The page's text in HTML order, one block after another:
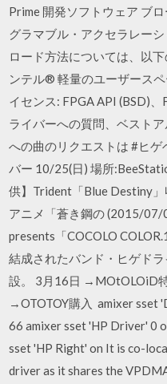
Prime 開発ソフトウェア ブ
グラマブル・アクセラレー
ロード方法については、以
ンテル® 軽量のユーザース
イセンス: FPGA API (BSD)
ライバーへの質問、ベスト
への曲のリクエストは #ヒ
バー 10/25(日) 場所
供】Trident「Blue Destiny
アニメ「蒼き鋼の (2015/07/
presents「COCOLO
結成されたバンド・ヒゲド
設。 3月16日 →MOtOLOiD
→OTOTOY購入 amixer sset
66 amixer sset 'HP Driver' 0
sset 'HP Right' on It is co-
driver as it shares the